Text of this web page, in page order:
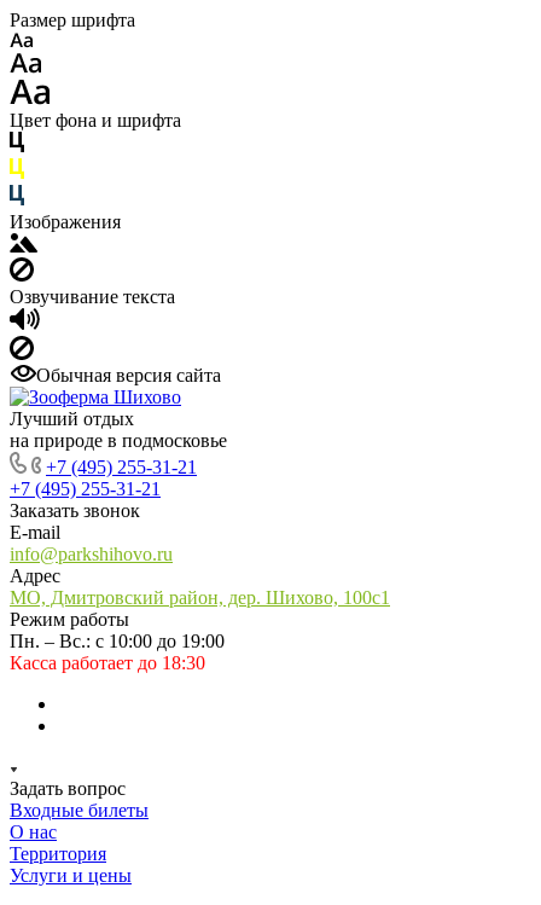
Размер шрифта
Цвет фона и шрифта
Изображения
Озвучивание текста
Обычная версия сайта
Лучший отдых
на природе в подмосковье
+7 (495) 255-31-21
+7 (495) 255-31-21
Заказать звонок
E-mail
info@parkshihovo.ru
Адрес
МО, Дмитровский район, дер. Шихово, 100с1
Режим работы
Пн. – Вс.: с 10:00 до 19:00
Касса работает до 18:30
Задать вопрос
Входные билеты
О нас
Территория
Услуги и цены